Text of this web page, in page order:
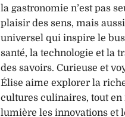
la gastronomie n’est pas
plaisir des sens, mais
universel qui inspire le
santé, la technologie et la
des savoirs. Curieuse et
Élise aime explorer la
cultures culinaires, tout en
lumière les innovations et